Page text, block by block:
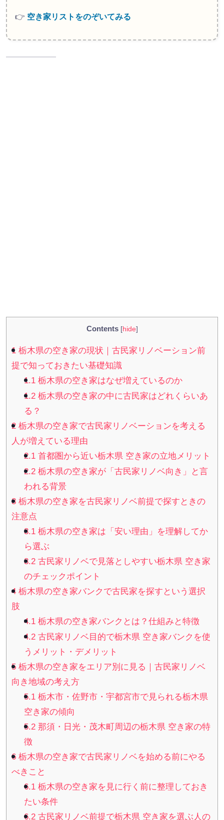
👉 空き家リストをのぞいてみる
Contents [hide]
1 栃木県の空き家の現状｜古民家リノベーション前
提で知っておきたい基礎知識
1.1 栃木県の空き家はなぜ増えているのか
1.2 栃木県の空き家の中に古民家はどれくらいあ
る？
2 栃木県の空き家で古民家リノベーションを考える
人が増えている理由
2.1 首都圏から近い栃木県 空き家の立地メリット
2.2 栃木県の空き家が「古民家リノベ向き」と言
われる背景
3 栃木県の空き家を古民家リノベ前提で探すときの
注意点
3.1 栃木県の空き家は「安い理由」を理解してか
ら選ぶ
3.2 古民家リノベで見落としやすい栃木県 空き家
のチェックポイント
4 栃木県の空き家バンクで古民家を探すという選択
肢
4.1 栃木県の空き家バンクとは？仕組みと特徴
4.2 古民家リノベ目的で栃木県 空き家バンクを使
うメリット・デメリット
5 栃木県の空き家をエリア別に見る｜古民家リノベ
向き地域の考え方
5.1 栃木市・佐野市・宇都宮市で見られる栃木県
空き家の傾向
5.2 那須・日光・茂木町周辺の栃木県 空き家の特
徴
6 栃木県の空き家で古民家リノベを始める前にやる
べきこと
6.1 栃木県の空き家を見に行く前に整理しておき
たい条件
6.2 古民家リノベ前提で栃木県 空き家を選ぶ人の